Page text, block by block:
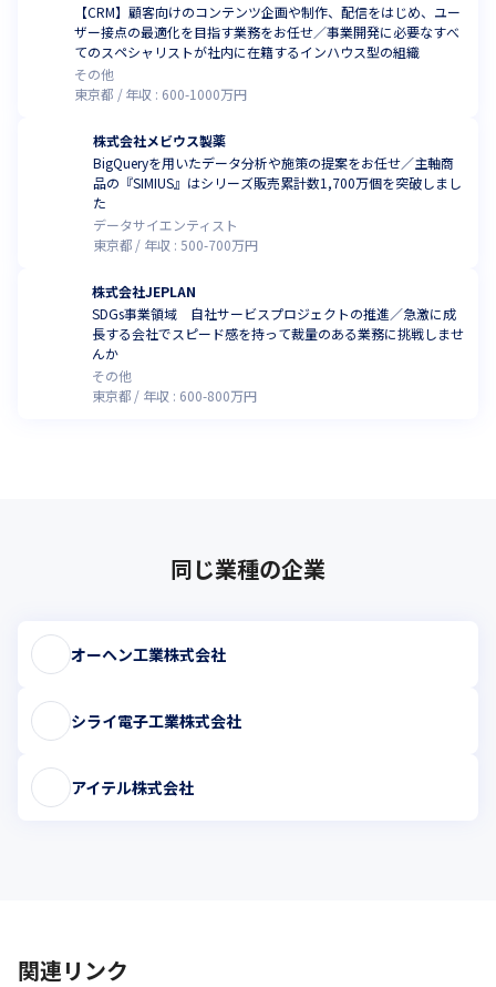
【CRM】顧客向けのコンテンツ企画や制作、配信をはじめ、ユー
ザー接点の最適化を目指す業務をお任せ／事業開発に必要なすべ
てのスペシャリストが社内に在籍するインハウス型の組織
その他
東京都
年収 : 600-1000万円
株式会社メビウス製薬
BigQueryを用いたデータ分析や施策の提案をお任せ／主軸商
品の『SIMIUS』はシリーズ販売累計数1,700万個を突破しまし
た
データサイエンティスト
東京都
年収 : 500-700万円
株式会社JEPLAN
SDGs事業領域 自社サービスプロジェクトの推進／急激に成
長する会社でスピード感を持って裁量のある業務に挑戦しませ
んか
その他
東京都
年収 : 600-800万円
同じ業種の企業
オーヘン工業株式会社
シライ電子工業株式会社
アイテル株式会社
関連リンク